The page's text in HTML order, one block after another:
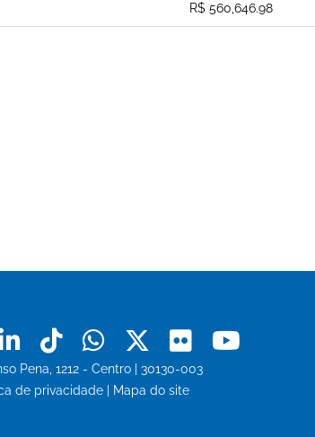
R$ 560,646.98
LinkedinTiktokWhatsapp
X Flickr
Pena, 1212 - Centro | 30130-003
de privacidade
Mapa do site